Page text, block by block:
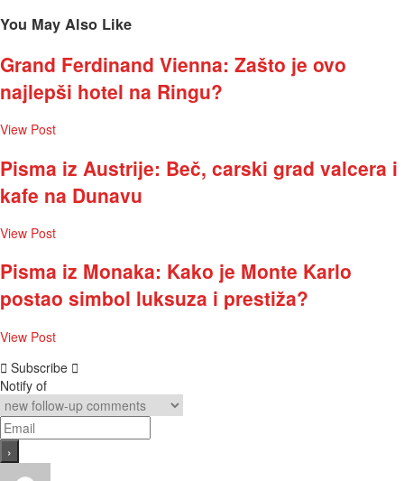
You May Also Like
Grand Ferdinand Vienna: Zašto je ovo
najlepši hotel na Ringu?
View Post
Pisma iz Austrije: Beč, carski grad valcera i
kafe na Dunavu
View Post
Pisma iz Monaka: Kako je Monte Karlo
postao simbol luksuza i prestiža?
View Post
Subscribe
Notify of